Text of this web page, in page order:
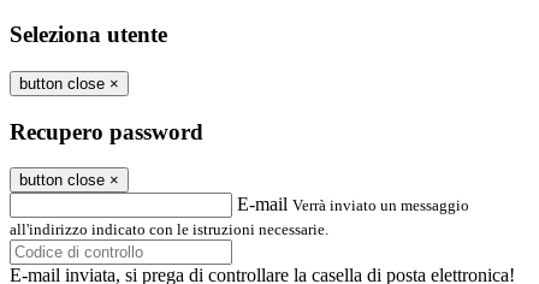
Seleziona utente
button close ×
Recupero password
button close ×
E-mail Verrà inviato un messaggio
all'indirizzo indicato con le istruzioni necessarie.
E-mail inviata, si prega di controllare la casella di posta elettronica!